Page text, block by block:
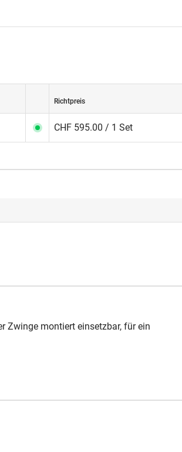
Richtpreis
CHF 595.00 / 1 Set
Zwinge montiert einsetzbar, für ein